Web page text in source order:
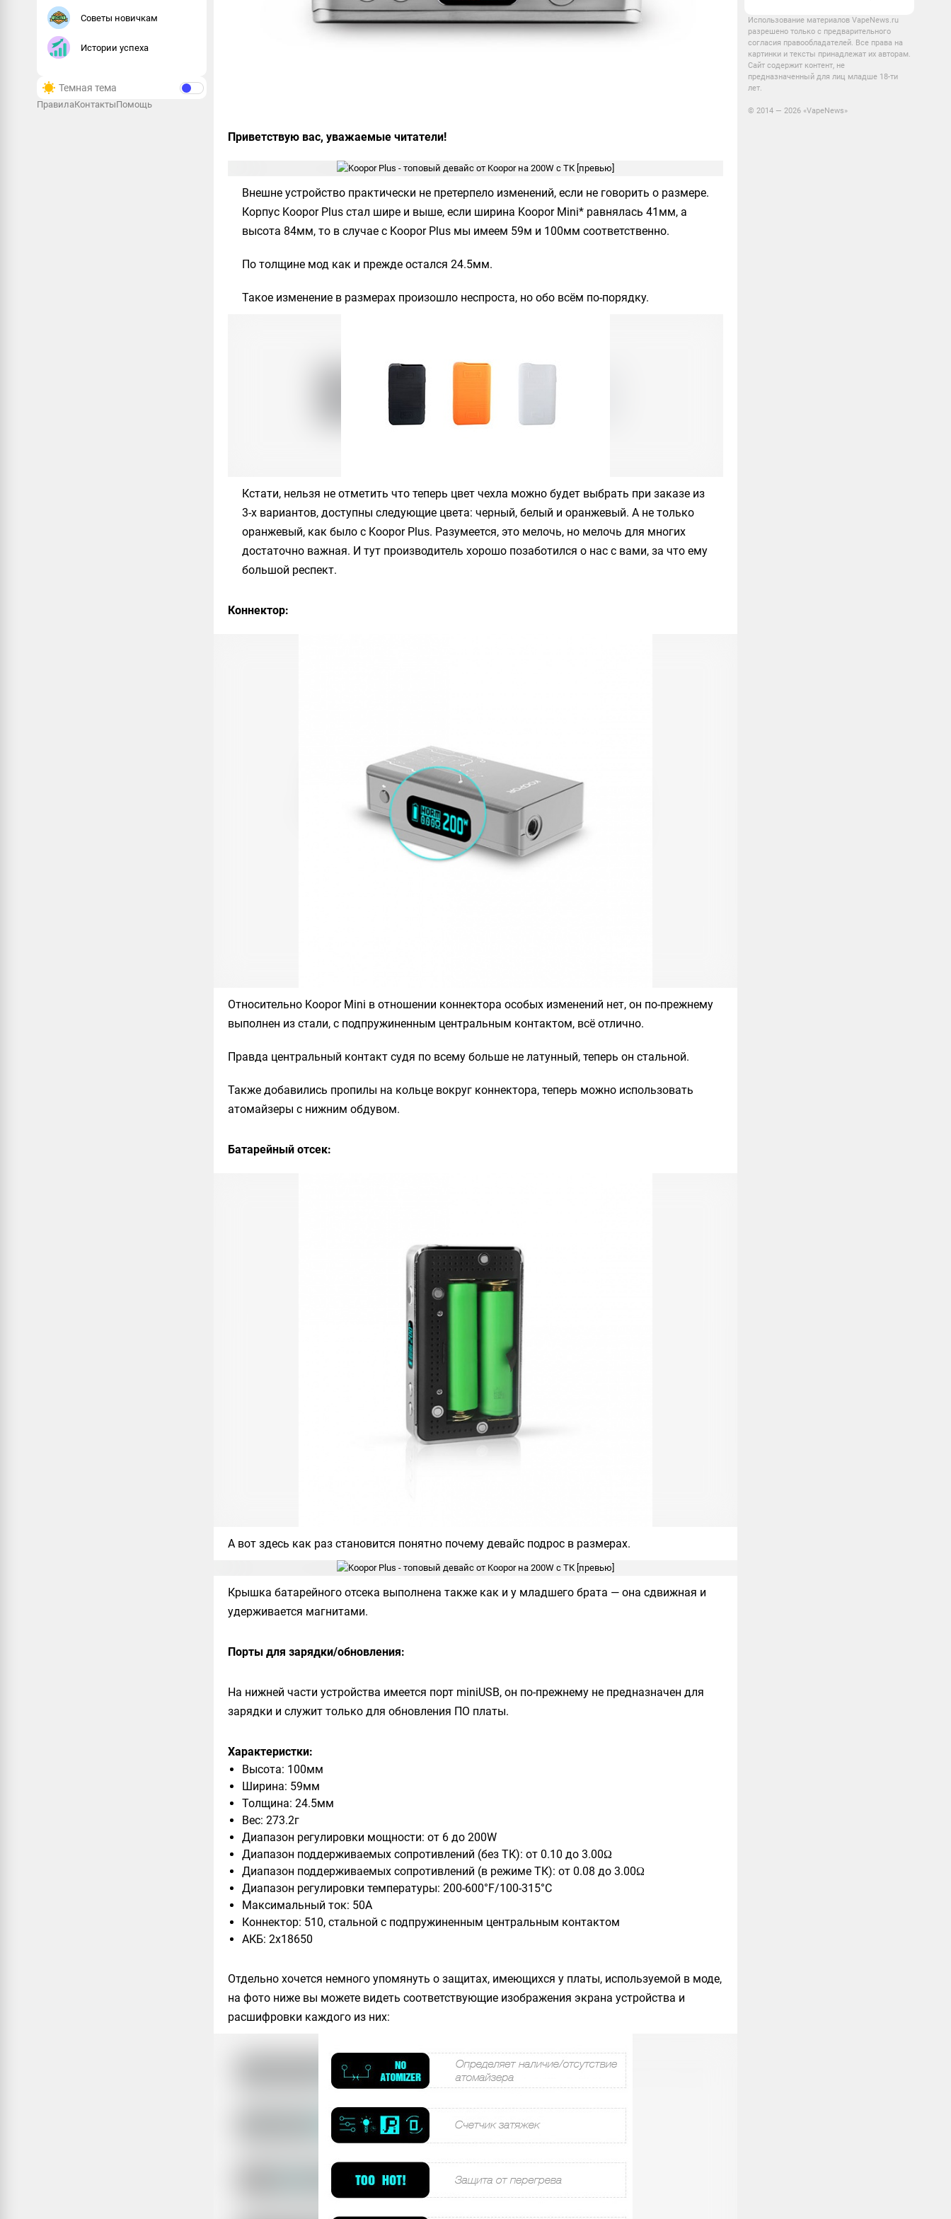
Советы новичкам
Истории успеха
Темная тема
ПравилаКонтактыПомощь
Приветствую вас, уважаемые читатели!
Внешне устройство практически не претерпело изменений, если не говорить о размере.
Корпус Koopor Plus стал шире и выше, если ширина Koopor Mini* равнялась 41мм, а
высота 84мм, то в случае с Koopor Plus мы имеем 59м и 100мм соответственно.
По толщине мод как и прежде остался 24.5мм.
Такое изменение в размерах произошло неспроста, но обо всём по-порядку.
Кстати, нельзя не отметить что теперь цвет чехла можно будет выбрать при заказе из
3-х вариантов, доступны следующие цвета: черный, белый и оранжевый. А не только
оранжевый, как было с Koopor Plus. Разумеется, это мелочь, но мелочь для многих
достаточно важная. И тут производитель хорошо позаботился о нас с вами, за что ему
большой респект.
Коннектор:
Относительно Koopor Mini в отношении коннектора особых изменений нет, он по-прежнему
выполнен из стали, с подпружиненным центральным контактом, всё отлично.
Правда центральный контакт судя по всему больше не латунный, теперь он стальной.
Также добавились пропилы на кольце вокруг коннектора, теперь можно использовать
атомайзеры с нижним обдувом.
Батарейный отсек:
А вот здесь как раз становится понятно почему девайс подрос в размерах.
Крышка батарейного отсека выполнена также как и у младшего брата — она сдвижная и
удерживается магнитами.
Порты для зарядки/обновления:
На нижней части устройства имеется порт miniUSB, он по-прежнему не предназначен для
зарядки и служит только для обновления ПО платы.
Характеристки:
Высота: 100мм
Ширина: 59мм
Толщина: 24.5мм
Вес: 273.2г
Диапазон регулировки мощности: от 6 до 200W
Диапазон поддерживаемых сопротивлений (без ТК): от 0.10 до 3.00Ω
Диапазон поддерживаемых сопротивлений (в режиме ТК): от 0.08 до 3.00Ω
Диапазон регулировки температуры: 200-600°F/100-315°C
Максимальный ток: 50А
Коннектор: 510, стальной с подпружиненным центральным контактом
АКБ: 2x18650
Отдельно хочется немного упомянуть о защитах, имеющихся у платы, используемой в моде,
на фото ниже вы можете видеть соответствующие изображения экрана устройства и
расшифровки каждого из них:
Использование материалов VapeNews.ru
разрешено только с предварительного
согласия правообладателей. Все права на
картинки и тексты принадлежат их авторам.
Сайт содержит контент, не
предназначенный для лиц младше 18-ти
лет.
© 2014 — 2026 «VapeNews»